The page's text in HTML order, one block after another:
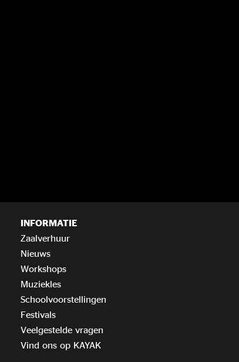
INFORMATIE
Zaalverhuur
Nieuws
Workshops
Muziekles
Schoolvoorstellingen
Festivals
Veelgestelde vragen
Vind ons op KAYAK